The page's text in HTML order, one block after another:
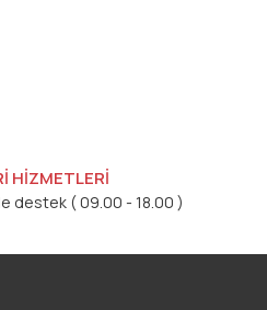
HİZMETLERİ
destek ( 09.00 - 18.00 )